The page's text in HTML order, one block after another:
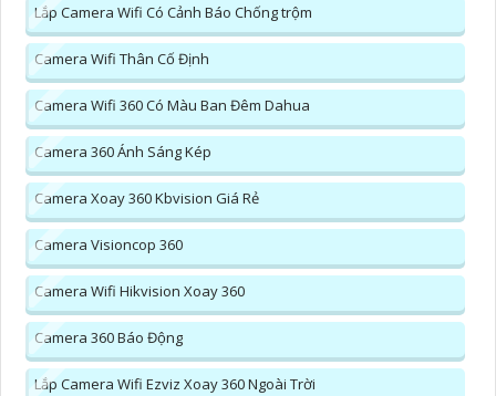
Lắp Camera Wifi Có Cảnh Báo Chống trộm
Camera Wifi Thân Cố Định
Camera Wifi 360 Có Màu Ban Đêm Dahua
Camera 360 Ánh Sáng Kép
Camera Xoay 360 Kbvision Giá Rẻ
Camera Visioncop 360
Camera Wifi Hikvision Xoay 360
Camera 360 Báo Động
Lắp Camera Wifi Ezviz Xoay 360 Ngoài Trời